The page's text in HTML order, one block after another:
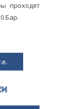
проходят
Бар.